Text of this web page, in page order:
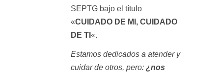
SEPTG bajo el título
«CUIDADO DE MI, CUIDADO
DE TI «.
Estamos dedicados a atender y
cuidar de otros, pero: ¿nos